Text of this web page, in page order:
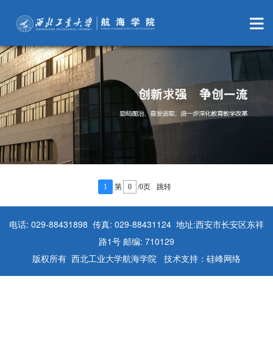
1 第 /0页 跳转
电话: 029-88431898 传真: 029-88431124 地址:西安市长安区东祥
路1号 邮编: 710129
版权所有 西北工业大学航海学院 技术支持：硅峰网络